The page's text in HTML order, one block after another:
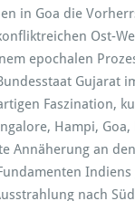
in Goa die
Ost-
epochalen
Gujarat
Faszination,
Hampi,
Annäherung an
nach